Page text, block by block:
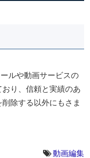
ルや動画サービスの
り、信頼と実績のあ
除する以外にもさま
動画編集